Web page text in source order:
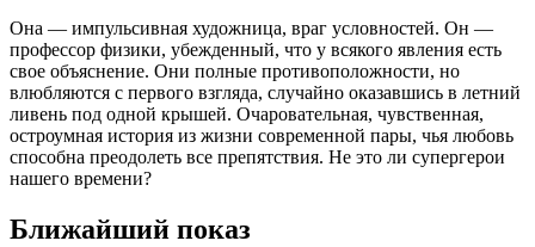
Она — импульсивная художница, враг условностей. Он —
профессор физики, убежденный, что у всякого явления есть
свое объяснение. Они полные противоположности, но
влюбляются с первого взгляда, случайно оказавшись в летний
ливень под одной крышей. Очаровательная, чувственная,
остроумная история из жизни современной пары, чья любовь
способна преодолеть все препятствия. Не это ли супергерои
нашего времени?
Ближайший показ